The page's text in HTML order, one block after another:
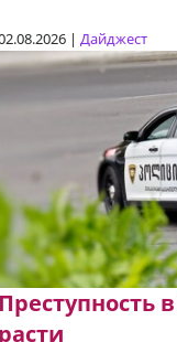
| Дайджест
Преступность
расти